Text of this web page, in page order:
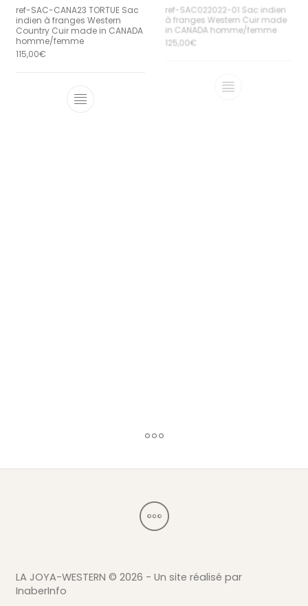
ref-SAC-CANA23 TORTUE Sac
indien à franges Western
Country Cuir made in CANADA
homme/femme
115,00€
ref-SAC022022-01 Sac indien
à franges Western Cuir made
in CANADA homme/femme
125,00€
LA JOYA-WESTERN © 2026 - Un site réalisé par
InaberInfo